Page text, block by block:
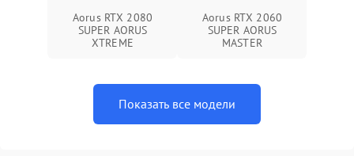
Aorus RTX 2080
SUPER AORUS
XTREME
Aorus RTX 2060
SUPER AORUS
MASTER
Показать все модели